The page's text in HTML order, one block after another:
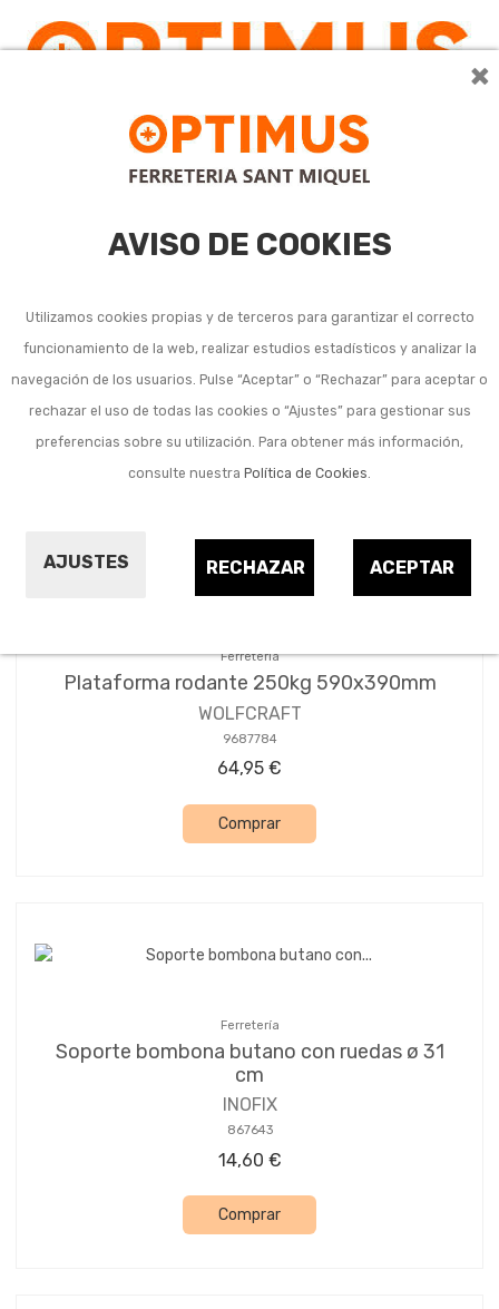
×
AVISO DE COOKIES
Utilizamos cookies propias y de terceros para garantizar el correcto
funcionamiento de la web, realizar estudios estadísticos y analizar la
navegación de los usuarios. Pulse “Aceptar” o “Rechazar” para aceptar o
rechazar el uso de todas las cookies o “Ajustes” para gestionar sus
preferencias sobre su utilización. Para obtener más información,
consulte nuestra Política de Cookies.
AJUSTES ACEPTAR
RECHAZAR
Soportes rodantes
Ordenar por:
Ferretería
Plataforma rodante 250kg 590x390mm
WOLFCRAFT
9687784
64,95 €
Comprar
Ferretería
Soporte bombona butano con ruedas ø 31
cm
INOFIX
867643
14,60 €
Comprar